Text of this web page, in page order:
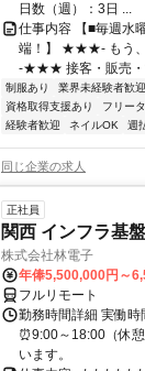
日数（週）：3日 ...
仕事内容 【■毎週水
端！】 ★★★- もう、
-★★★ 接客・販売・
制服あり 業界未経験者歓迎
資格取得支援あり
フリー
経験者歓迎
ネイルOK 週
同じ企業の求人
正社員
関西 インフラ基
株式会社林電子
年俸5,500,000円～
フルリモート
勤務時間詳細 実働
⏰9:00～18:00（休
います。